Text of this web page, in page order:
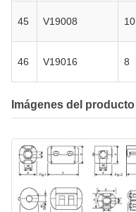
45 V19008 10
46 V19016 8
Imágenes del producto